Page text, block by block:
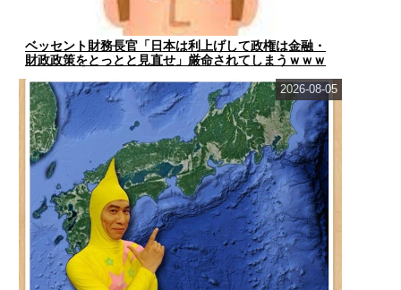
ベッセント財務長官「日本は利上げして政権は金融・
財政政策をとっとと見直せ」厳命されてしまうｗｗｗ
2026-08-05